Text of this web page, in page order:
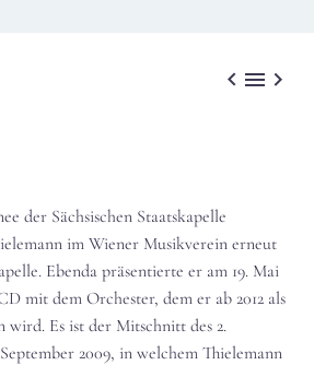
  
der Sächsischen Staatskapelle
im Wiener Musikverein erneut
Ebenda präsentierte er am 19. Mai
mit dem Orchester, dem er ab 2012 als
wird. Es ist der Mitschnitt des 2.
2009, in welchem Thielemann